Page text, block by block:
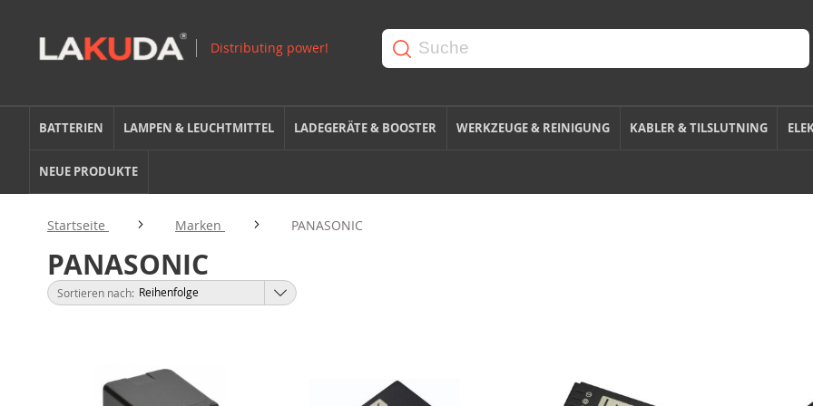
BATTERIEN LAMPEN & LEUCHTMITTEL LADEGERÄTE & BOOSTER WERKZEUGE & REINIGUNG KABLER & TILSLUTNING
NEUE PRODUKTE
Startseite Marken PANASONIC
PANASONIC
Sortieren nach